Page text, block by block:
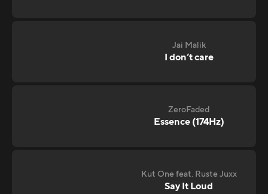
Jai Malik
I don‘t care
ZeroFaded
Essence (174Hz)
Kut One feat. Ruste Juxx
Say It Loud